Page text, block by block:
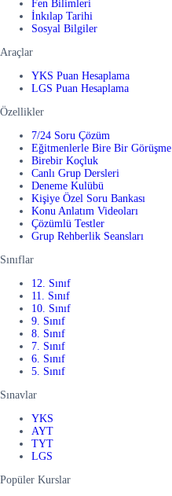
Fen Bilimleri
İnkılap Tarihi
Sosyal Bilgiler
Araçlar
YKS Puan Hesaplama
LGS Puan Hesaplama
Özellikler
7/24 Soru Çözüm
Eğitmenlerle Bire Bir Görüşme
Birebir Koçluk
Canlı Grup Dersleri
Deneme Kulübü
Kişiye Özel Soru Bankası
Konu Anlatım Videoları
Çözümlü Testler
Grup Rehberlik Seansları
Sınıflar
12. Sınıf
11. Sınıf
10. Sınıf
9. Sınıf
8. Sınıf
7. Sınıf
6. Sınıf
5. Sınıf
Sınavlar
YKS
AYT
TYT
LGS
Popüler Kurslar